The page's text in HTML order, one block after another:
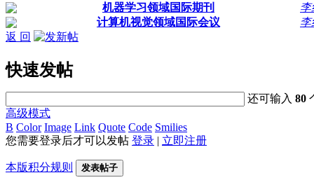
机器学习领域国际期刊
李
计算机视觉领域国际会议
李
返 回
快速发帖
还可输入80
高级模式
B Color Image Link Quote Code Smilies
您需要登录后才可以发帖 登录 | 立即注册
本版积分规则 发表帖子